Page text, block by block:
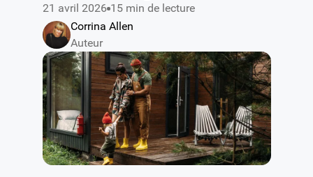
21 avril 2026 15 min de lecture
Corrina Allen
Auteur